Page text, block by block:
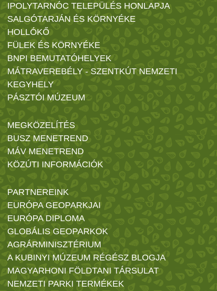
IPOLYTARNÓC TELEPÜLÉS HONLAPJA
SALGÓTARJÁN ÉS KÖRNYÉKE
HOLLÓKŐ
FÜLEK ÉS KÖRNYÉKE
BNPI BEMUTATÓHELYEK
MÁTRAVEREBÉLY - SZENTKÚT NEMZETI
KEGYHELY
PÁSZTÓI MÚZEUM
MEGKÖZELÍTÉS
BUSZ MENETREND
MÁV MENETREND
KÖZÚTI INFORMÁCIÓK
PARTNEREINK
EURÓPA GEOPARKJAI
EURÓPA DIPLOMA
GLOBÁLIS GEOPARKOK
AGRÁRMINISZTÉRIUM
A KUBINYI MÚZEUM RÉGÉSZ BLOGJA
MAGYARHONI FÖLDTANI TÁRSULAT
NEMZETI PARKI TERMÉKEK